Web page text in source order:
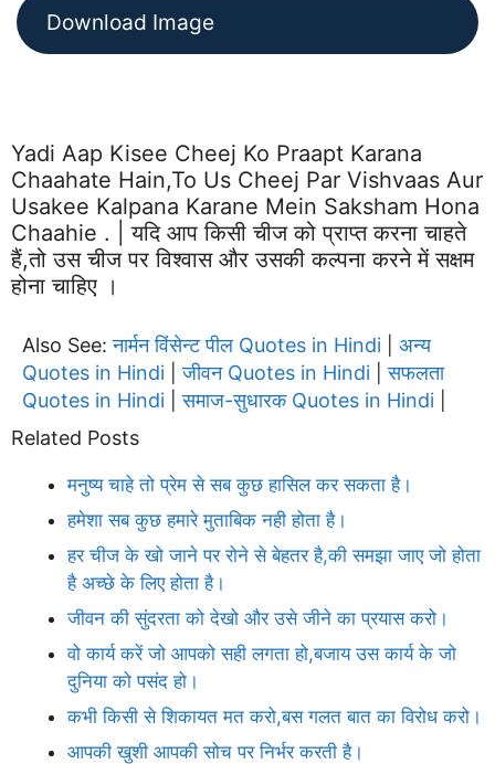
Download Image
Yadi Aap Kisee Cheej Ko Praapt Karana
Chaahate Hain,to Us Cheej Par Vishvaas Aur
Usakee Kalpana Karane Mein Saksham Hona
Chaahie . | यदि आप किसी चीज को प्राप्त करना चाहते
हैं,तो उस चीज पर विश्वास और उसकी कल्पना करने में सक्षम
होना चाहिए ।
Also See:नार्मन विंसेन्ट पील Quotes in Hindi
अन्य
Quotes in Hindi |जीवन Quotes in Hindi |सफलता
Quotes in Hindi |समाज-सुधारक Quotes in Hindi
Related Posts
मनुष्य चाहे तो प्रेम से सब कुछ हासिल कर सकता है।
हमेशा सब कुछ हमारे मुताबिक नही होता है।
हर चीज के खो जाने पर रोने से बेहतर है,की समझा जाए जो होता
है अच्छे के लिए होता है।
जीवन की सुंदरता को देखो और उसे जीने का प्रयास करो।
वो कार्य करें जो आपको सही लगता हो,बजाय उस कार्य के जो
दुनिया को पसंद हो।
कभी किसी से शिकायत मत करो,बस गलत बात का विरोध करो।
आपकी खुशी आपकी सोच पर निर्भर करती है।